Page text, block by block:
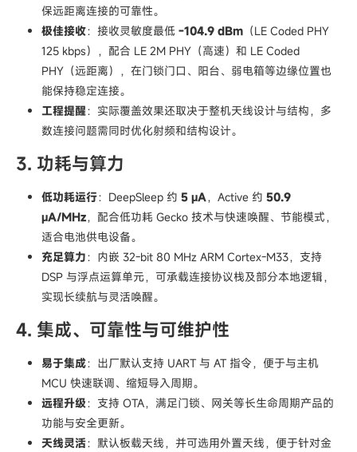
保远距离连接的可靠性。
极佳接收：接收灵敏度最低 -104.9 dBm （LE Coded PHY
125 kbps），配合 LE 2M PHY（高速）和 LE Coded
PHY（远距离），在门锁门口、阳台、弱电箱等边缘位置也
能保持稳定连接。
工程提醒：实际覆盖效果还取决于整机天线设计与结构，多
数连接问题需同时优化射频和结构设计。
3. 功耗与算力
低功耗运行：DeepSleep 约 5 µA，Active 约 50.9
µA/MHz，配合低功耗 Gecko 技术与快速唤醒、节能模式，
适合电池供电设备。
充足算力：内嵌 32‑bit 80 MHz ARM Cortex‑M33，支持
DSP 与浮点运算单元，可承载连接协议栈及部分本地逻辑，
实现长续航与灵活唤醒。
4. 集成、可靠性与可维护性
易于集成：出厂默认支持 UART 与 AT 指令，便于与主机
MCU 快速联调、缩短导入周期。
远程升级：支持 OTA，满足门锁、网关等长生命周期产品的
功能与安全更新。
天线灵活：默认板载天线，并可选用外置天线，便于针对金